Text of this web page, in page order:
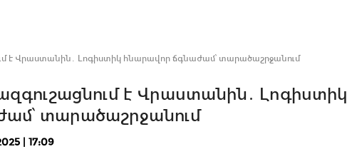
է Վրաստանին․ Լոգիստիկ հնարավոր ճգնաժամ՝ տարածաշրջանում
է Վրաստանին․ Լոգիստիկ
տարածաշրջանում
| 17:09